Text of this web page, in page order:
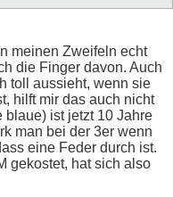
meinen Zweifeln echt
die Finger davon. Auch
toll aussieht, wenn sie
hilft mir das auch nicht
ist jetzt 10 Jahre
man bei der 3er wenn
eine Feder durch ist.
gekostet, hat sich also